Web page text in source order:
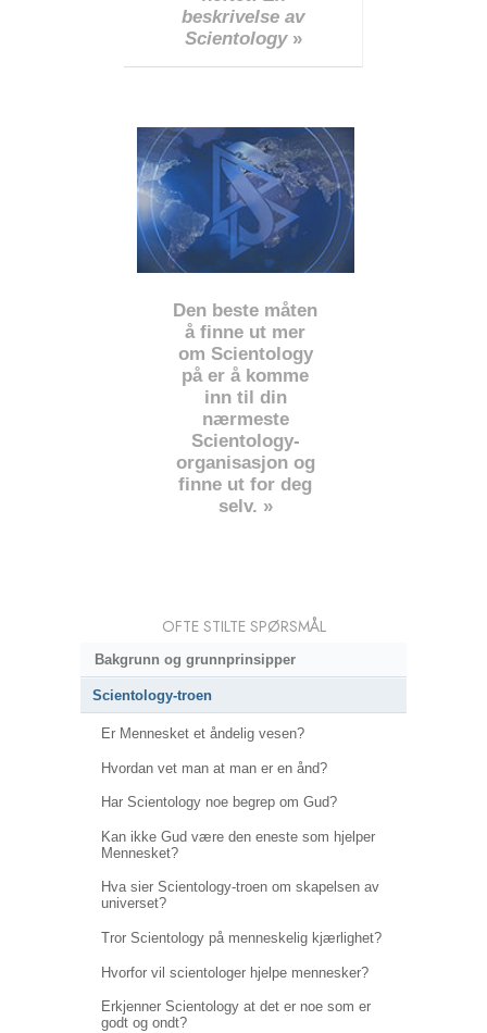
beskrivelse av
Scientology»
Den beste måten
å finne ut mer
om Scientology
på er å komme
inn til din
nærmeste
Scientology-
organisasjon og
finne ut for deg
selv. »
OFTE STILTE SPØRSMÅL
Bakgrunn og grunnprinsipper
Scientology-troen
Er Mennesket et åndelig vesen?
Hvordan vet man at man er en ånd?
Har Scientology noe begrep om Gud?
Kan ikke Gud være den eneste som hjelper
Mennesket?
Hva sier Scientology-troen om skapelsen av
universet?
Tror Scientology på menneskelig kjærlighet?
Hvorfor vil scientologer hjelpe mennesker?
Erkjenner Scientology at det er noe som er
godt og ondt?